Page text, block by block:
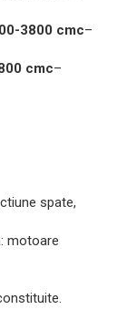
3800 cmc–
cmc–
spate,
motoare